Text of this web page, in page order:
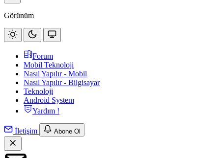
Görünüm
Forum
Mobil Teknoloji
Nasıl Yapılır - Mobil
Nasıl Yapılır - Bilgisayar
Teknoloji
Android System
Yardım !
İletişim Abone Ol